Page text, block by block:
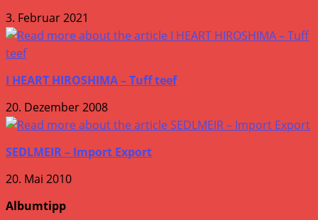
3. Februar 2021
I HEART HIROSHIMA – Tuff teef
20. Dezember 2008
SEDLMEIR – Import Export
20. Mai 2010
Albumtipp